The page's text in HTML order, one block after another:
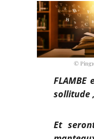
©
sollitude ,
Et